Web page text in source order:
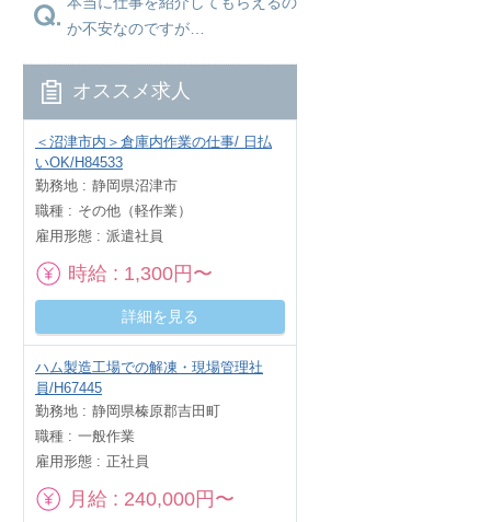
か不安なのですが…
オススメ求人
＜沼津市内＞倉庫内作業の仕事/ 日払
いOK/H84533
勤務地
静岡県沼津市
職種
その他（軽作業）
雇用形態
派遣社員
時給 1,300円〜
詳細を見る
ハム製造工場での解凍・現場管理社
員/H67445
勤務地
静岡県榛原郡吉田町
職種
一般作業
雇用形態
正社員
月給 240,000円〜